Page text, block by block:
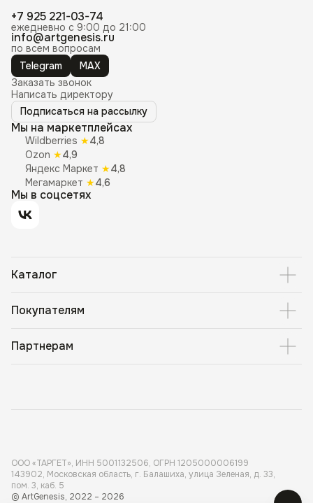
+7 925 221-03-74
ежедневно с 9:00 до 21:00
info@artgenesis.ru
по всем вопросам
Telegram
MAX
Заказать звонок
Написать директору
Подписаться на рассылку
Мы на маркетплейсах
Wildberries ★4,8
Ozon ★4,9
Яндекс Маркет ★4,8
Мегамаркет ★4,6
Мы в соцсетях
Каталог
Покупателям
Партнерам
ООО «ТАРГЕТ», ИНН 5001 132506, ОГРН 1205000006199
143902, Московская область, г. Балашиха, улица Зеленая, д. 33,
пом. 3, каб. 5
© ArtGenesis, 2022 – 2026